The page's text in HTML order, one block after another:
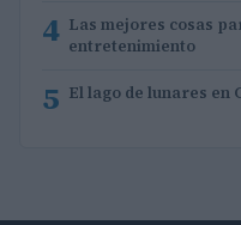
4 Las mejores cosas
entretenimiento
5 El lago de lunares en